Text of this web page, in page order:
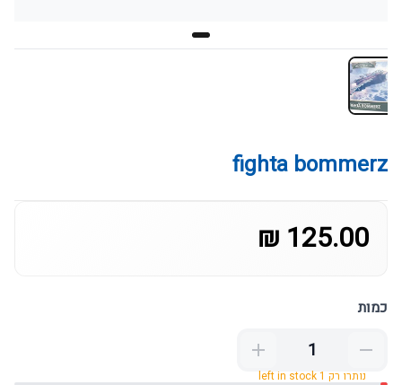
fighta bommerz
125.00 ₪
כמות
נותרו רק 1 left in stock